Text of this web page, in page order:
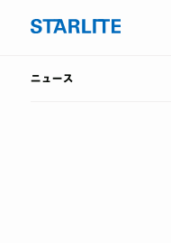
ニュース